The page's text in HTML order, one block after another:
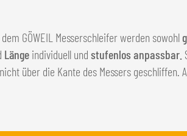
GÖWEIL Messerschleifer werden sowohl
Länge individuell und stufenlos anpassbar.
nicht über die Kante des Messers geschliffen.